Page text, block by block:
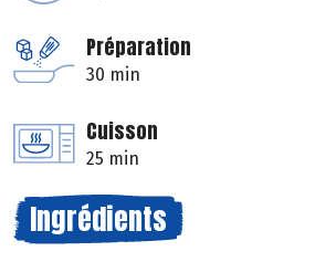
Préparation
30 min
Cuisson
25 min
Ingrédients